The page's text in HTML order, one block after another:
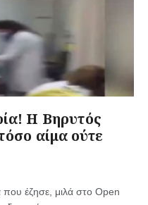
Η Βηρυτός
αίμα ούτε
έζησε, μιλά στο Open